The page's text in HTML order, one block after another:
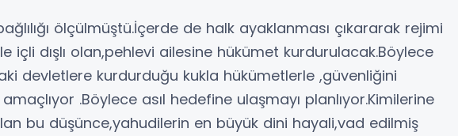
ölçülmüştü.İçerde de halk ayaklanması çıkararak rejimi
içli dışlı olan,pehlevi ailesine hükümet kurdurulacak.Böylece
devletlere kurdurduğu kukla hükümetlerle ,güvenliğini
.Böylece asıl hedefine ulaşmayı planlıyor.Kimilerine
bu düşünce,yahudilerin en büyük dini hayali,vad edilmiş